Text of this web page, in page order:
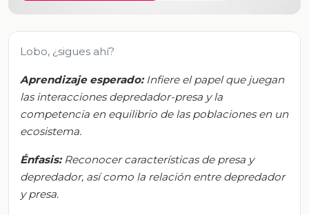
Lobo, ¿sigues ahí?
Aprendizaje esperado:Infiere el papel que juegan
las interacciones depredador-presa y la
competencia en equilibrio de las poblaciones en un
ecosistema.
Énfasis:Reconocer características de presa y
depredador, así como la relación entre depredador
y presa.